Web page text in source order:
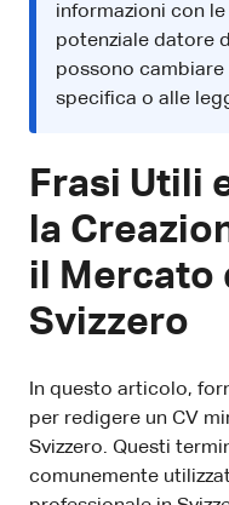
informazioni con
potenziale datore
possono cambiare
specifica o alle
Frasi Utili
la
il Mercato
Svizzero
In questo articolo,
per redigere un CV
Svizzero. Questi
comunemente